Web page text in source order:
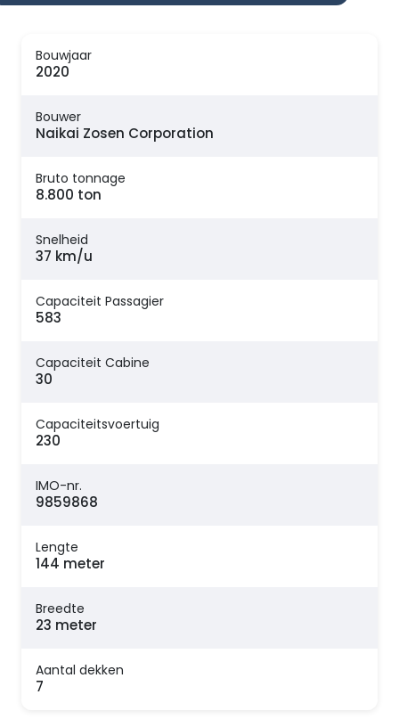
Bouwjaar
2020
Bouwer
Naikai Zosen Corporation
Bruto tonnage
8.800 ton
Snelheid
37 km/u
Capaciteit Passagier
583
Capaciteit Cabine
30
Capaciteitsvoertuig
230
IMO-nr.
9859868
Lengte
144 meter
Breedte
23 meter
Aantal dekken
7